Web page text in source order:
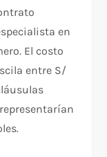
en
El costo
entre S/